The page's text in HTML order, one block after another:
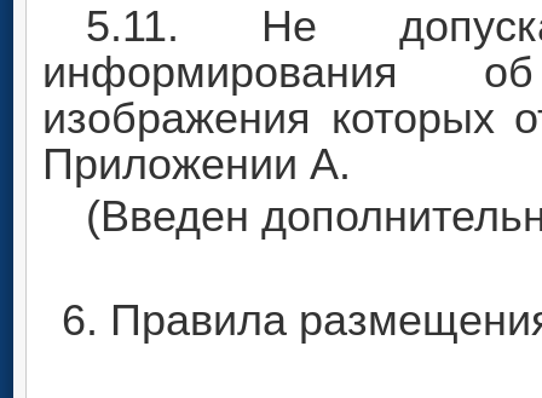
5.11. Не
информирования
изображения которых
Приложении А.
(Введен
6. Правила